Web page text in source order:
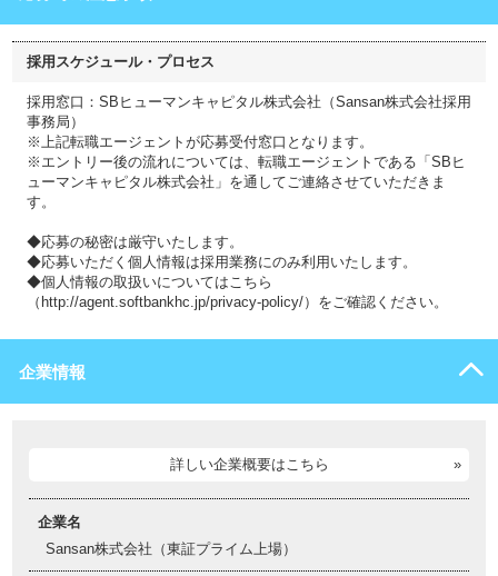
採用スケジュール・プロセス
採用窓口：SBヒューマンキャピタル株式会社（Sansan株式会社採用
事務局）
※上記転職エージェントが応募受付窓口となります。
※エントリー後の流れについては、転職エージェントである「SBヒ
ューマンキャピタル株式会社」を通してご連絡させていただきま
す。
◆応募の秘密は厳守いたします。
◆応募いただく個人情報は採用業務にのみ利用いたします。
◆個人情報の取扱いについてはこちら
（http://agent.softbankhc.jp/privacy-policy/）をご確認ください。
企業情報
詳しい企業概要はこちら
企業名
Sansan株式会社（東証プライム上場）